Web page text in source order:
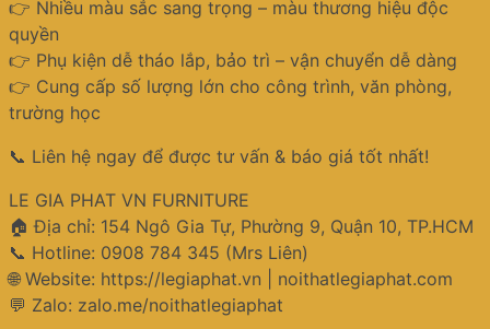
👉 Nhiều màu sắc sang trọng – màu thương hiệu độc
quyền
👉 Phụ kiện dễ tháo lắp, bảo trì – vận chuyển dễ dàng
👉 Cung cấp số lượng lớn cho công trình, văn phòng,
trường học
📞 Liên hệ ngay để được tư vấn & báo giá tốt nhất!
LE GIA PHAT VN FURNITURE
🏠 Địa chỉ: 154 Ngô Gia Tự, Phường 9, Quận 10, TP.HCM
📞 Hotline: 0908 784 345 (Mrs Liên)
🌐 Website: https://legiaphat.vn | noithatlegiaphat.com
💬 Zalo: zalo.me/noithatlegiaphat